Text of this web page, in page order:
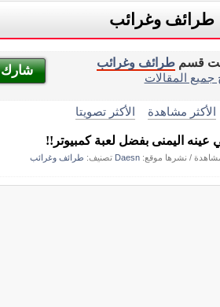
طرائف وغرائب
شارك
طرائف وغرائب
المقالات
الأكثر مشاهدة الأكثر تصويتا
عينه اليمنى بفضل لعبة كمبيوتر!!
/ نشرها موقع: Daesn تصنيف: طرائف وغرائب